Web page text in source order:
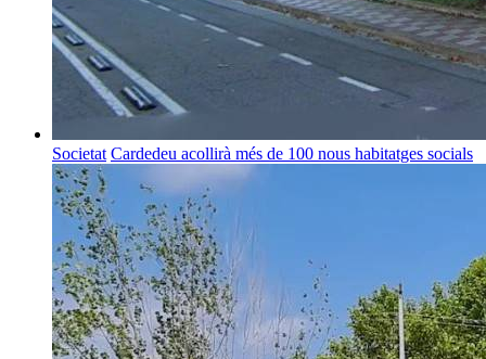
Societat Cardedeu acollirà més de 100 nous habitatges socials